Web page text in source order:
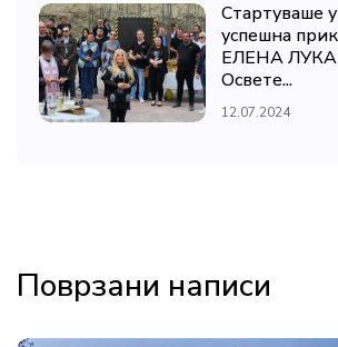
Стартуваше
успешна
ЕЛЕНА
Освете...
12.07.2024
Поврзани написи